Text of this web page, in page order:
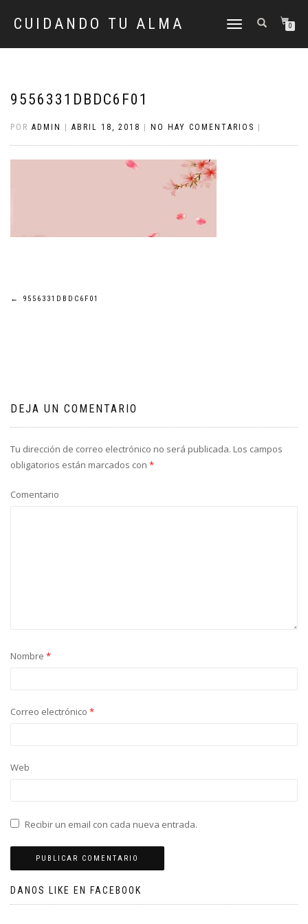
CUIDANDO TU ALMA
CAMBIAR
0
9556331DBDC6F01
POR ADMIN ABRIL 18, 2018 NO HAY COMENTARIOS
Navegación
← 9556331DBDC6F01
DEJA UN COMENTARIO
Tu dirección de correo electrónico no será publicada. Los campos
obligatorios están marcados con *
Comentario
Nombre *
Correo electrónico *
Web
Recibir un email con cada nueva entrada.
DANOS LIKE EN FACEBOOK